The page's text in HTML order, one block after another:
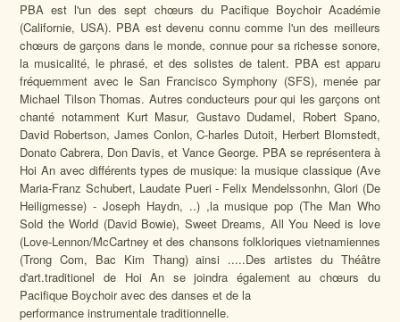
PBA est l'un des sept chœurs du Pacifique Boychoir Académie
(Californie, USA). PBA est devenu connu comme l'un des meilleurs
chœurs de garçons dans le monde, connue pour sa richesse sonore,
la musicalité, le phrasé, et des solistes de talent. PBA est apparu
fréquemment avec le San Francisco Symphony (SFS), menée par
Michael Tilson Thomas. Autres conducteurs pour qui les garçons ont
chanté notamment Kurt Masur, Gustavo Dudamel, Robert Spano,
David Robertson, James Conlon, C-harles Dutoit, Herbert Blomstedt,
Donato Cabrera, Don Davis, et Vance George. PBA se représentera à
Hoi An avec différents types de musique: la musique classique (Ave
Maria-Franz Schubert, Laudate Pueri - Felix Mendelssonhn, Glori (De
Heiligmesse) - Joseph Haydn, ..) ,la musique pop (The Man Who
Sold the World (David Bowie), Sweet Dreams, All You Need is love
(Love-Lennon/McCartney et des chansons folkloriques vietnamiennes
(Trong Com, Bac Kim Thang) ainsi .....Des artistes du Théâtre
d'art.traditionel de Hoi An se joindra également au chœurs du
Pacifique Boychoir avec des danses et de la
performance instrumentale traditionnelle.